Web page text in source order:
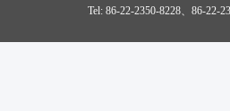
Tel: 86-22-2350-8228、86-22-